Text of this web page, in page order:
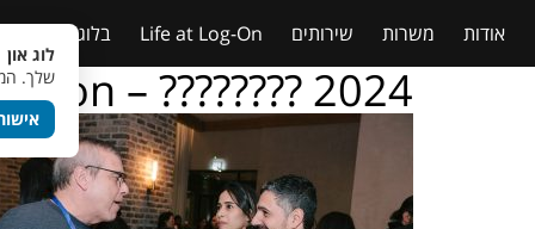
אודות משרות שירותים Life at Log-On בלוג
– on – ???????? 2024
לוג
שלך.